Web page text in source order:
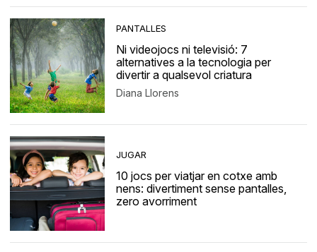
PANTALLES
Ni videojocs ni televisió: 7
alternatives a la tecnologia per
divertir a qualsevol criatura
Diana Llorens
JUGAR
10 jocs per viatjar en cotxe amb
nens: divertiment sense pantalles,
zero avorriment